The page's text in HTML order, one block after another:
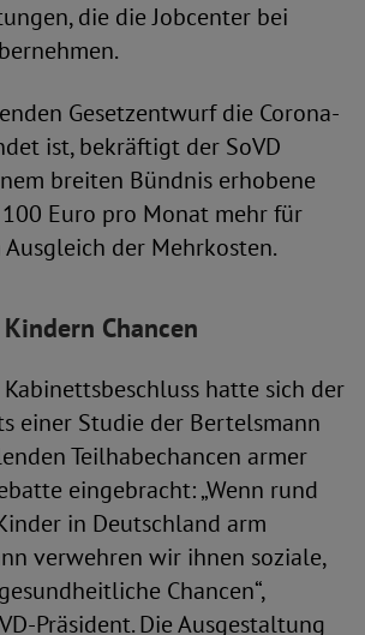
die die Jobcenter bei
Gesetzentwurf die Corona-
ist, bekräftigt der SoVD
breiten Bündnis erhobene
Euro pro Monat mehr für
der Mehrkosten.
Chancen
hatte sich der
einer Studie der Bertelsmann
Teilhabechancen armer
eingebracht: „Wenn rund
in Deutschland arm
verwehren wir ihnen soziale,
Chancen“,
Präsident. Die Ausgestaltung